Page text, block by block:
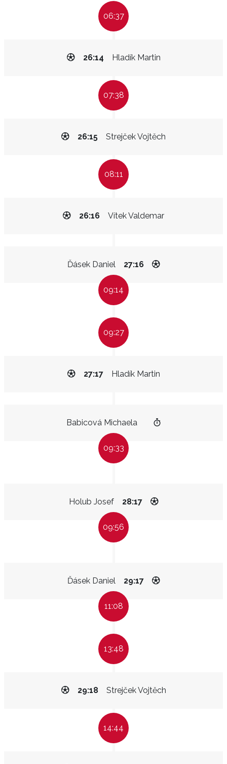
06:37
Hladík Martin
26:14
07:38
Strejček Vojtěch
26:15
08:11
Vítek Valdemar
26:16
Ďásek Daniel 27:16
09:14
09:27
Hladík Martin
27:17
Babicová Michaela
09:33
Holub Josef 28:17
09:56
Ďásek Daniel 29:17
11:08
13:48
Strejček Vojtěch
29:18
14:44